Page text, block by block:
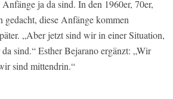
ja da sind. In den 1960er, 70er,
gedacht, diese Anfänge kommen
„Aber jetzt sind wir in einer Situation,
sind.“ Esther Bejarano ergänzt: „Wir
sind mittendrin.“